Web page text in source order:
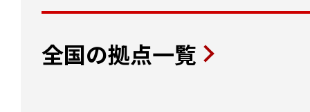
全国の拠点一覧